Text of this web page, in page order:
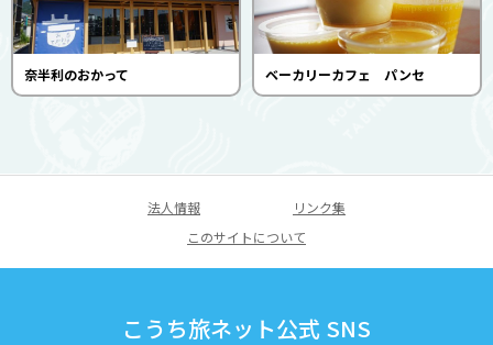
奈半利のおかって ベーカリーカフェ パンセ
法人情報
リンク集
このサイトについて
こうち旅ネット公式 SNS